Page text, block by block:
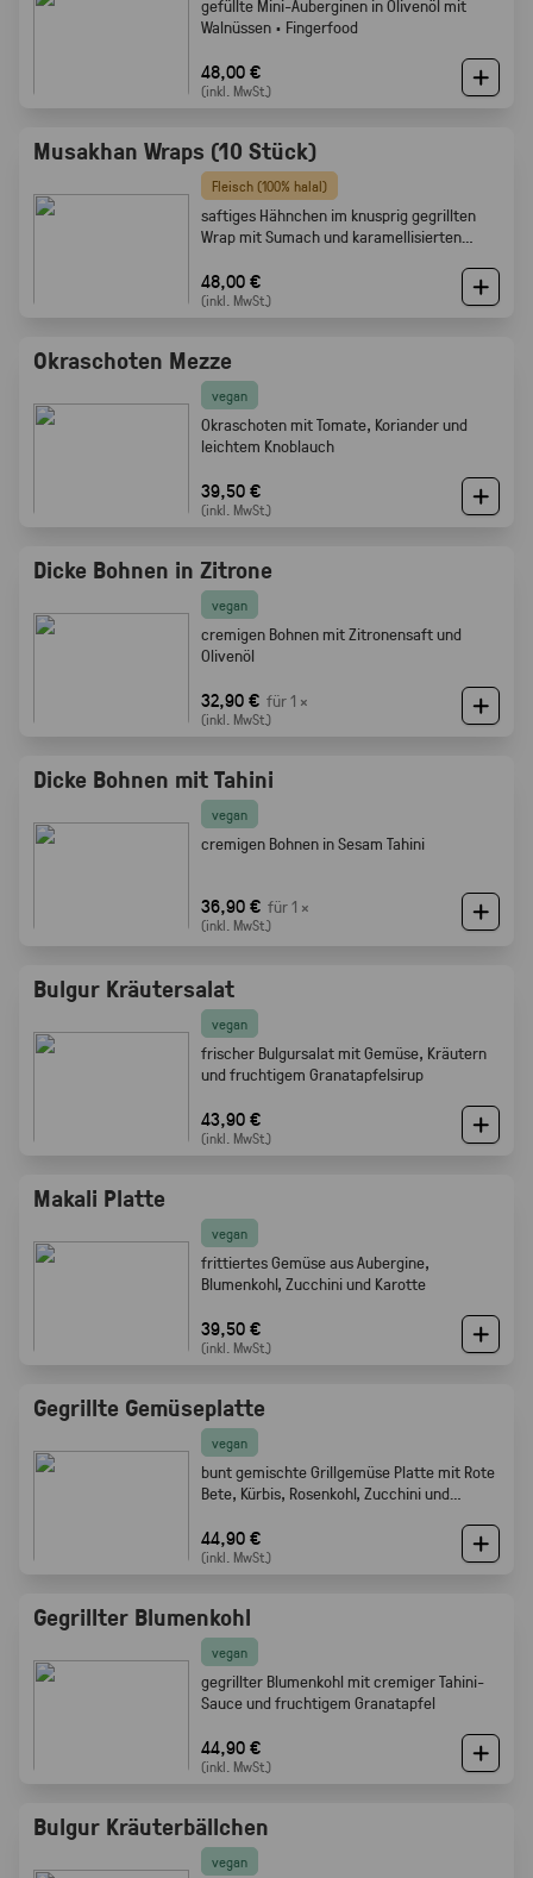
gefüllte Mini-Auberginen in Olivenöl mit
Walnüssen · Fingerfood
48,00 €
(inkl. MwSt.)
Musakhan Wraps (10 Stück)
Fleisch (100% halal)
saftiges Hähnchen im knusprig gegrillten
Wrap mit Sumach und karamellisierten
48,00 €
(inkl. MwSt.)
Okraschoten Mezze
vegan
Okraschoten mit Tomate, Koriander und
leichtem Knoblauch
39,50 €
(inkl. MwSt.)
Dicke Bohnen in Zitrone
vegan
cremigen Bohnen mit Zitronensaft und
Olivenöl
32,90 € für 1 ×
(inkl. MwSt.)
Dicke Bohnen mit Tahini
vegan
cremigen Bohnen in Sesam Tahini
36,90 € für 1 ×
(inkl. MwSt.)
Bulgur Kräutersalat
vegan
frischer Bulgursalat mit Gemüse, Kräutern
und fruchtigem Granatapfelsirup
43,90 €
(inkl. MwSt.)
Makali Platte
vegan
frittiertes Gemüse aus Aubergine,
Blumenkohl, Zucchini und Karotte
39,50 €
(inkl. MwSt.)
Gegrillte Gemüseplatte
vegan
bunt gemischte Grillgemüse Platte mit Rote
Bete, Kürbis, Rosenkohl, Zucchini und
44,90 €
(inkl. MwSt.)
Gegrillter Blumenkohl
vegan
gegrillter Blumenkohl mit cremiger Tahini-
Sauce und fruchtigem Granatapfel
44,90 €
(inkl. MwSt.)
Bulgur Kräuterbällchen
vegan